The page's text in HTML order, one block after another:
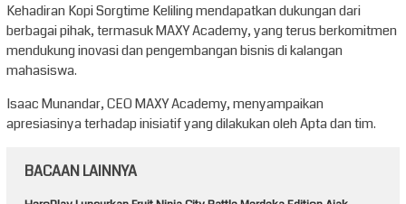
Kehadiran Kopi Sorgtime Keliling mendapatkan dukungan dari
berbagai pihak, termasuk MAXY Academy, yang terus berkomitmen
mendukung inovasi dan pengembangan bisnis di kalangan
mahasiswa.
Isaac Munandar, CEO MAXY Academy, menyampaikan
apresiasinya terhadap inisiatif yang dilakukan oleh Apta dan tim.
BACAAN LAINNYA